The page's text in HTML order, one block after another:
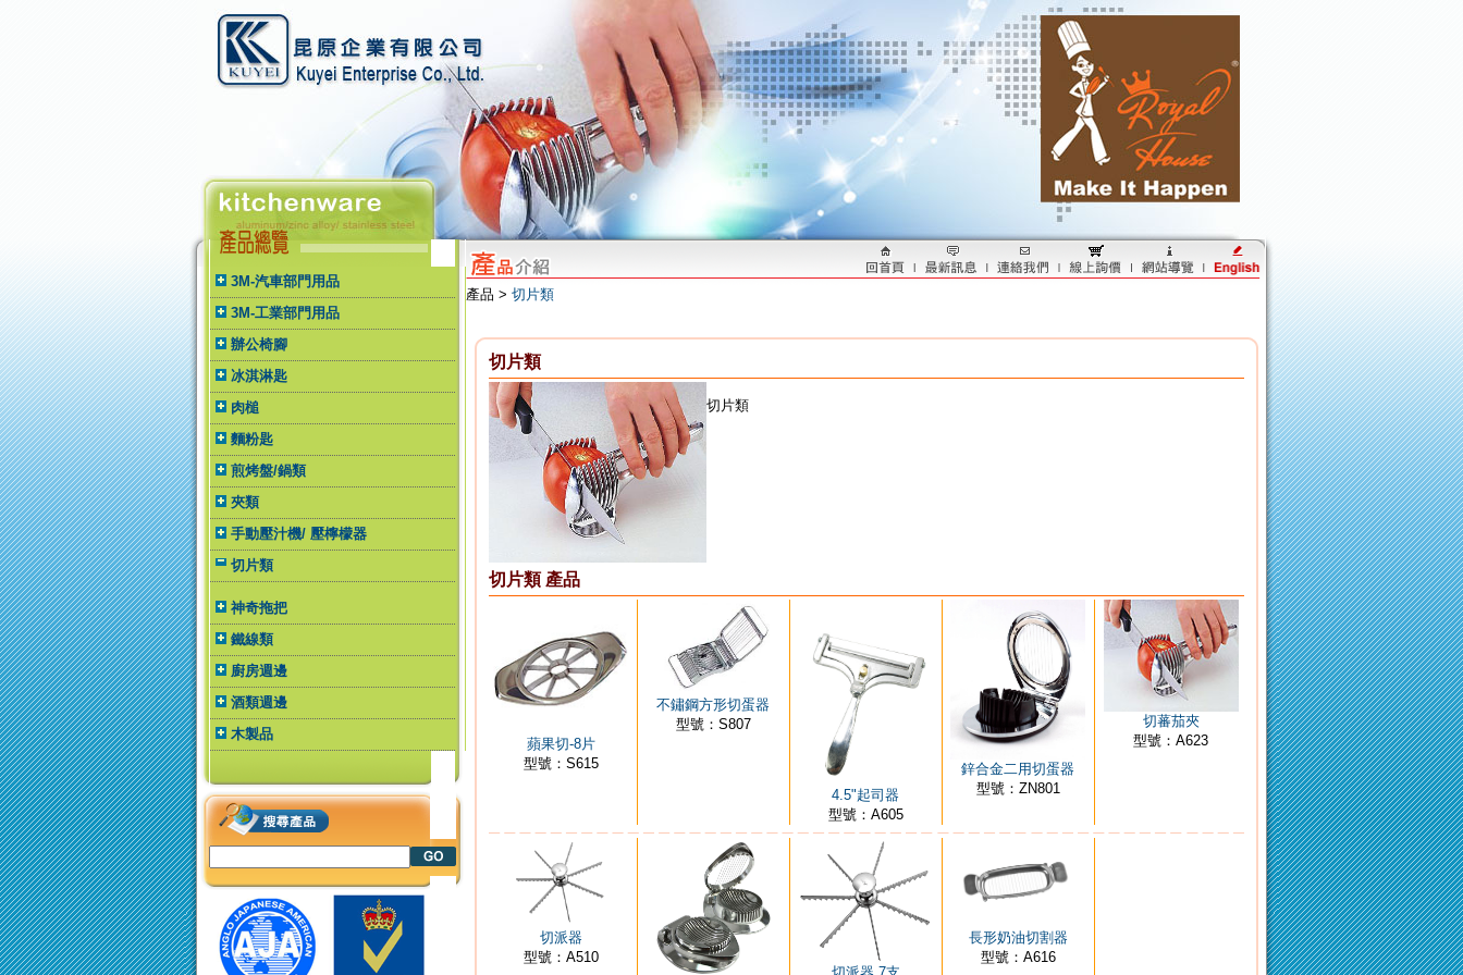
3M-汽車部門用品
3M-工業部門用品
辦公椅腳
冰淇淋匙
肉槌
麵粉匙
煎烤盤/鍋類
夾類
手動壓汁機/ 壓檸檬器
切片類
神奇拖把
鐵線類
廚房週邊
酒類週邊
木製品
產品 > 切片類
切片類
切片類
切片類 產品
蘋果切-8片
型號：S615
不鏽鋼方形切蛋器
型號：S807
4.5"起司器
型號：A605
鋅合金二用切蛋器
型號：ZN801
切蕃茄夾
型號：A623
切派器
型號：A510
長形奶油切割器
型號：A616